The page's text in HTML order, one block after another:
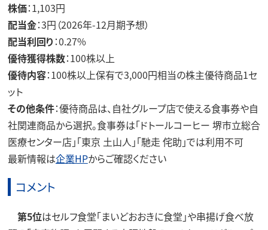
株価：1,103円
配当金：3円（2026年-12月期予想）
配当利回り ：0.27%
優待獲得株数：100株以上
優待内容：100株以上保有で3,000円相当の株主優待商品1セ
ット
その他条件：優待商品は、自社グループ店で使える食事券や自
社関連商品から選択。食事券は「ドトールコーヒー 堺市立総合
医療センター店」「東京 土山人」「馳走 侘助」では利用不可
最新情報は企業HPからご確認ください
コメント
第5位はセルフ食堂「まいどおおきに食堂」や串揚げ食べ放